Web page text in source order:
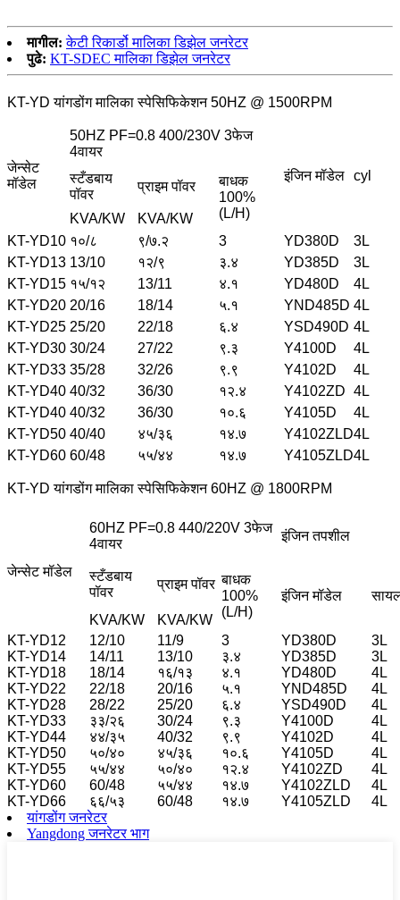
मागील: केटी रिकार्डो मालिका डिझेल जनरेटर
पुढे: KT-SDEC मालिका डिझेल जनरेटर
KT-YD यांगडोंग मालिका स्पेसिफिकेशन 50HZ @ 1500RPM
जेन्सेट
मॉडेल
50HZ PF=0.8 400/230V 3फेज
4वायर
इंजिन मॉडेल cyl
स्टँडबाय
पॉवर
प्राइम पॉवर
बाधक
100%
(L/H)
KVA/KW
KVA/KW
KT-YD10 १०/८ ९/७.२ 3 YD380D
3L
KT-YD13 13/10 १२/९ ३.४ YD385D
3L
KT-YD15 १५/१२ 13/11 ४.१ YD480D
4L
KT-YD20 20/16 18/14 ५.१ YND485D 4L
KT-YD25 25/20 22/18 ६.४ YSD490D 4L
KT-YD30 30/24 27/22 ९.३ Y4100D
4L
KT-YD33 35/28 32/26 ९.९ Y4102D
4L
KT-YD40 40/32 36/30 १२.४ Y4102ZD 4L
KT-YD40 40/32 36/30 १०.६ Y4105D
4L
KT-YD50 40/40 ४५/३६ १४.७ Y4102ZLD4L
KT-YD60 60/48 ५५/४४ १४.७ Y4105ZLD4L
KT-YD यांगडोंग मालिका स्पेसिफिकेशन 60HZ @ 1800RPM
जेन्सेट मॉडेल
60HZ PF=0.8 440/220V 3फेज
4वायर
इंजिन तपशील
स्टँडबाय
पॉवर
प्राइम पॉवर बाधक
100%
(L/H)
इंजिन मॉडेल
KVA/KW
KVA/KW
KT-YD12
12/10 11/9 3 YD380D
3L
KT-YD14
14/11 13/10 ३.४ YD385D
3L
KT-YD18
18/14 १६/१३ ४.१ YD480D
4L
KT-YD22
22/18 20/16 ५.१ YND485D
4L
KT-YD28
28/22 25/20 ६.४ YSD490D
4L
KT-YD33
३३/२६ 30/24 ९.३ Y4100D
4L
KT-YD44
४४/३५ 40/32 ९.९ Y4102D
4L
KT-YD50
५०/४० ४५/३६ १०.६ Y4105D
4L
KT-YD55
५५/४४ ५०/४० १२.४ Y4102ZD
4L
KT-YD60
60/48 ५५/४४ १४.७ Y4102ZLD
4L
KT-YD66
६६/५३ 60/48 १४.७ Y4105ZLD
4L
यांगडोंग जनरेटर
Yangdong जनरेटर भाग